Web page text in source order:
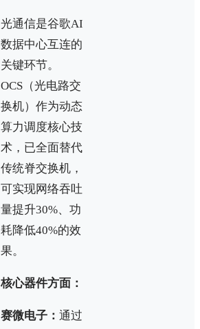
光通信是谷歌AI
数据中心互连的
关键环节。
OCS（光电路交
换机）作为动态
算力调度核心技
术，已全面替代
传统脊交换机，
可实现网络吞吐
量提升30%、功
耗降低40%的效
果。
核心器件方面：
赛微电子： 通过